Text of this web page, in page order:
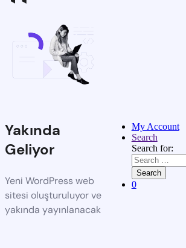
Yakında
Geliyor
Yeni WordPress web
sitesi oluşturuluyor ve
yakında yayınlanacak
My Account
Search
Search for:
Search
0